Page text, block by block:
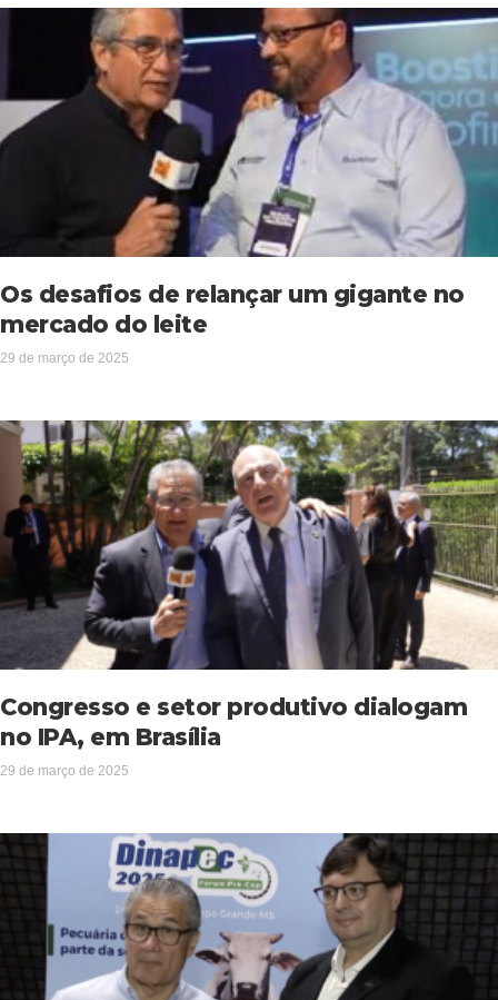
Os desafios de relançar um gigante no
mercado do leite
29 de março de 2025
Congresso e setor produtivo dialogam
no IPA, em Brasília
29 de março de 2025